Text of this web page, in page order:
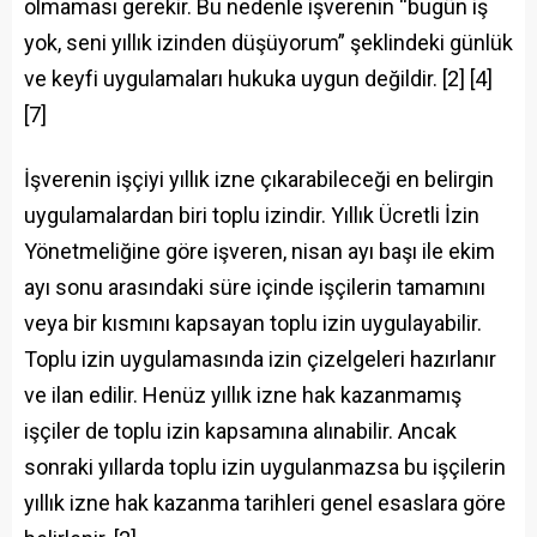
olmaması gerekir. Bu nedenle işverenin “bugün iş
yok, seni yıllık izinden düşüyorum” şeklindeki günlük
ve keyfi uygulamaları hukuka uygun değildir. [2] [4]
[7]
İşverenin işçiyi yıllık izne çıkarabileceği en belirgin
uygulamalardan biri toplu izindir. Yıllık Ücretli İzin
Yönetmeliğine göre işveren, nisan ayı başı ile ekim
ayı sonu arasındaki süre içinde işçilerin tamamını
veya bir kısmını kapsayan toplu izin uygulayabilir.
Toplu izin uygulamasında izin çizelgeleri hazırlanır
ve ilan edilir. Henüz yıllık izne hak kazanmamış
işçiler de toplu izin kapsamına alınabilir. Ancak
sonraki yıllarda toplu izin uygulanmazsa bu işçilerin
yıllık izne hak kazanma tarihleri genel esaslara göre